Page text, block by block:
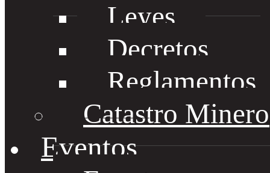
Leyes
Decretos
Reglamentos
Catastro Minero
Eventos